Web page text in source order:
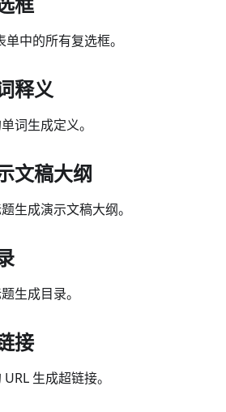
单中的所有复选框。
释义
词生成定义。
文稿大纲
生成演示文稿大纲。
生成目录。
接
生成超链接。